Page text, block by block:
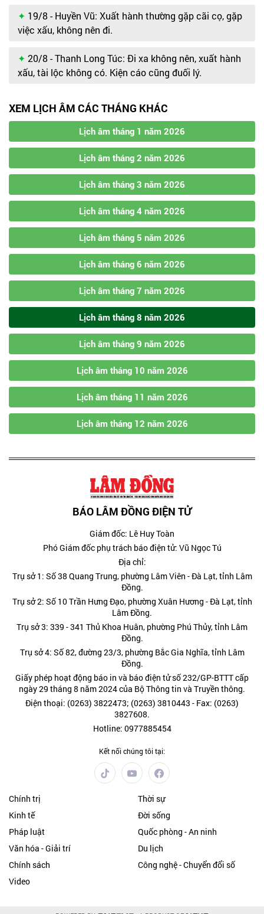
19/8 - Huyền Vũ: Xuất hành thường gặp cãi cọ, gặp
việc xấu, không nên đi.
20/8 - Thanh Long Túc: Đi xa không nên, xuất hành
xấu, tài lộc không có. Kiện cáo cũng đuối lý.
XEM LỊCH ÂM CÁC THÁNG KHÁC
Lịch âm tháng 1 năm 2026
Lịch âm tháng 2 năm 2026
Lịch âm tháng 3 năm 2026
Lịch âm tháng 4 năm 2026
Lịch âm tháng 5 năm 2026
Lịch âm tháng 6 năm 2026
Lịch âm tháng 7 năm 2026
Lịch âm tháng 8 năm 2026
Lịch âm tháng 9 năm 2026
Lịch âm tháng 10 năm 2026
Lịch âm tháng 11 năm 2026
Lịch âm tháng 12 năm 2026
BÁO LÂM ĐỒNG ĐIỆN TỬ
Giám đốc: Lê Huy Toàn
Phó Giám đốc phụ trách báo điện tử: Vũ Ngọc Tú
Địa chỉ:
Trụ sở 1: Số 38 Quang Trung, phường Lâm Viên - Đà Lạt, tỉnh Lâm
Đồng.
Trụ sở 2: Số 10 Trần Hưng Đạo, phường Xuân Hương - Đà Lạt, tỉnh
Lâm Đồng.
Trụ sở 3: 339 - 341 Thủ Khoa Huân, phường Phú Thủy, tỉnh Lâm
Đồng.
Trụ sở 4: Số 82, đường 23/3, phường Bắc Gia Nghĩa, tỉnh Lâm
Đồng.
Giấy phép hoạt động báo in và báo điện tử số 232/GP-BTTT cấp
ngày 29 tháng 8 năm 2024 của Bộ Thông tin và Truyền thông.
Điện thoại: (0263) 3822473; (0263) 3810443 - Fax: (0263)
3827608.
Hotline: 0977885454
Kết nối chúng tôi tại:
Chính trị
Thời sự
Kinh tế
Đời sống
Pháp luật
Quốc phòng - An ninh
Văn hóa - Giải trí
Du lịch
Chính sách
Công nghệ - Chuyển đổi số
Video